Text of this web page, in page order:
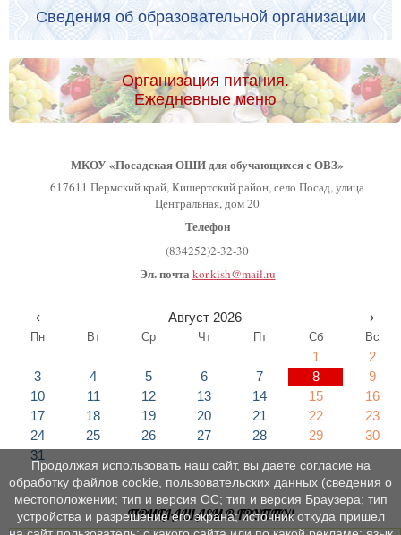
Сведения об образовательной организации
Организация питания.
Ежедневные меню
МКОУ «Посадская ОШИ для обучающихся с ОВЗ»
617611 Пермский край, Кишертский район, село Посад, улица
Центральная, дом 20
Телефон
(834252)2-32-30
Эл. почта kor.kish@mail.ru
‹ Август 2026 ›
Пн Вт Ср Чт Пт Сб Вс
1
2
3
4 5 6 7 8
9
10
11 12 13 14 15
16
17
18 19 20 21 22
23
24
25 26 27 28 29
30
31
ПРИГЛАШАЕМ В ГРУППУ!
Продолжая использовать наш сайт, вы даете согласие на
обработку файлов cookie, пользовательских данных (сведения о
местоположении; тип и версия ОС; тип и версия Браузера; тип
устройства и разрешение его экрана; источник откуда пришел